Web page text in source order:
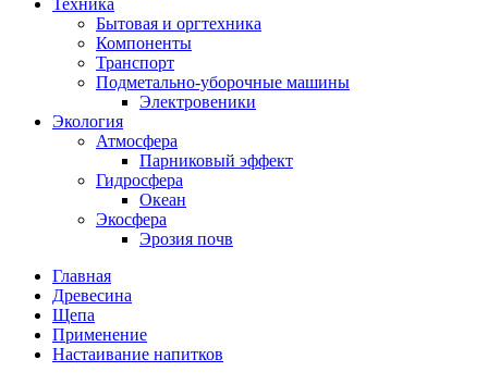
Техника
Бытовая и оргтехника
Компоненты
Транспорт
Подметально-уборочные машины
Электровеники
Экология
Атмосфера
Парниковый эффект
Гидросфера
Океан
Экосфера
Эрозия почв
Главная
Древесина
Щепа
Применение
Настаивание напитков